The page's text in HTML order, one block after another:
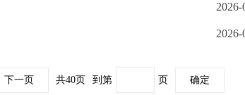
2026-
2026-
下一页 共40页 到第 页 确定